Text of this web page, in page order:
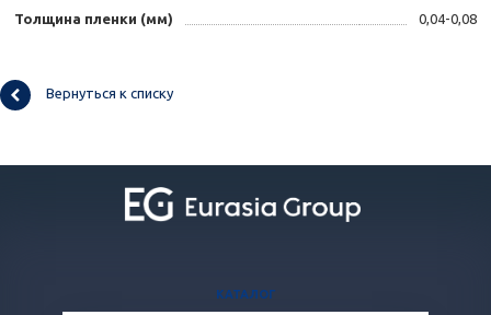
Толщина пленки (мм) 0,04-0,08
Вернуться к списку
КАТАЛОГ